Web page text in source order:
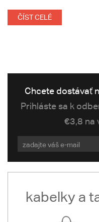
ČÍST CELÉ
Chcete dostávať
Prihláste sa k
€3,8 na
kabelky a